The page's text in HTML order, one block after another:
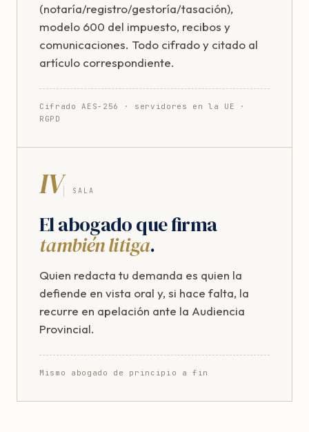
(notaría/registro/gestoría/tasación),
modelo 600 del impuesto, recibos y
comunicaciones. Todo cifrado y citado al
artículo correspondiente.
Cifrado AES-256 · servidores en la UE ·
RGPD
IV SALA
El abogado que firma
también litiga.
Quien redacta tu demanda es quien la
defiende en vista oral y, si hace falta, la
recurre en apelación ante la Audiencia
Provincial.
Mismo abogado de principio a fin